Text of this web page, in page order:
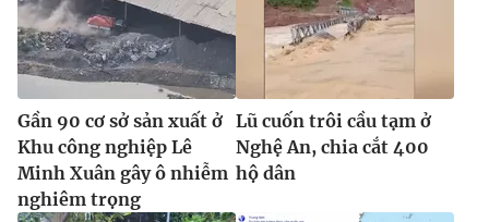
Gần 90 cơ sở sản xuất ở
Khu công nghiệp Lê
Minh Xuân gây ô nhiễm
nghiêm trọng
Lũ cuốn trôi cầu tạm ở
Nghệ An, chia cắt 400
hộ dân